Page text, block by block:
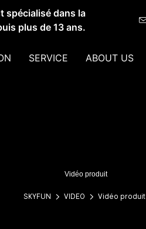
spécialisé dans la
plus de 13 ans.
SERVICE ABOUT US
Vidéo produit
SKYFUN VIDEO Vidéo produit